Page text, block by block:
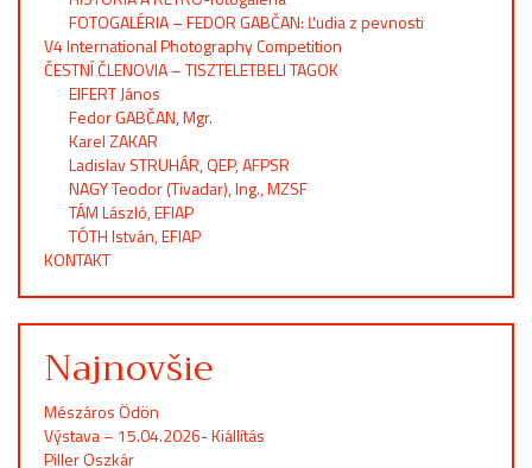
FOTOGALÉRIA – FEDOR GABČAN: Ľudia z pevnosti
V4 International Photography Competition
ČESTNÍ ČLENOVIA – TISZTELETBELI TAGOK
EIFERT János
Fedor GABČAN, Mgr.
Karel ZAKAR
Ladislav STRUHÁR, QEP, AFPSR
NAGY Teodor (Tivadar), Ing., MZSF
TÁM László, EFIAP
TÓTH István, EFIAP
KONTAKT
Najnovšie
Mészáros Ödön
Výstava – 15.04.2026- Kiállítás
Piller Oszkár